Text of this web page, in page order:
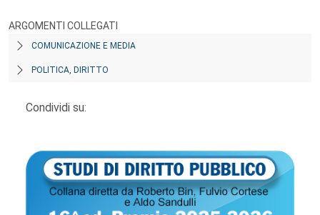
ARGOMENTI COLLEGATI
COMUNICAZIONE E MEDIA
POLITICA, DIRITTO
Condividi su: